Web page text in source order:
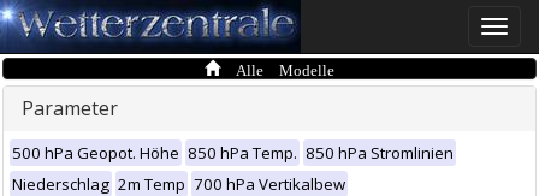
Toggle
Alle Modelle
Parameter
500 hPa Geopot. Höhe 850 hPa Temp. 850 hPa Stromlinien
Niederschlag 2m Temp 700 hPa Vertikalbew